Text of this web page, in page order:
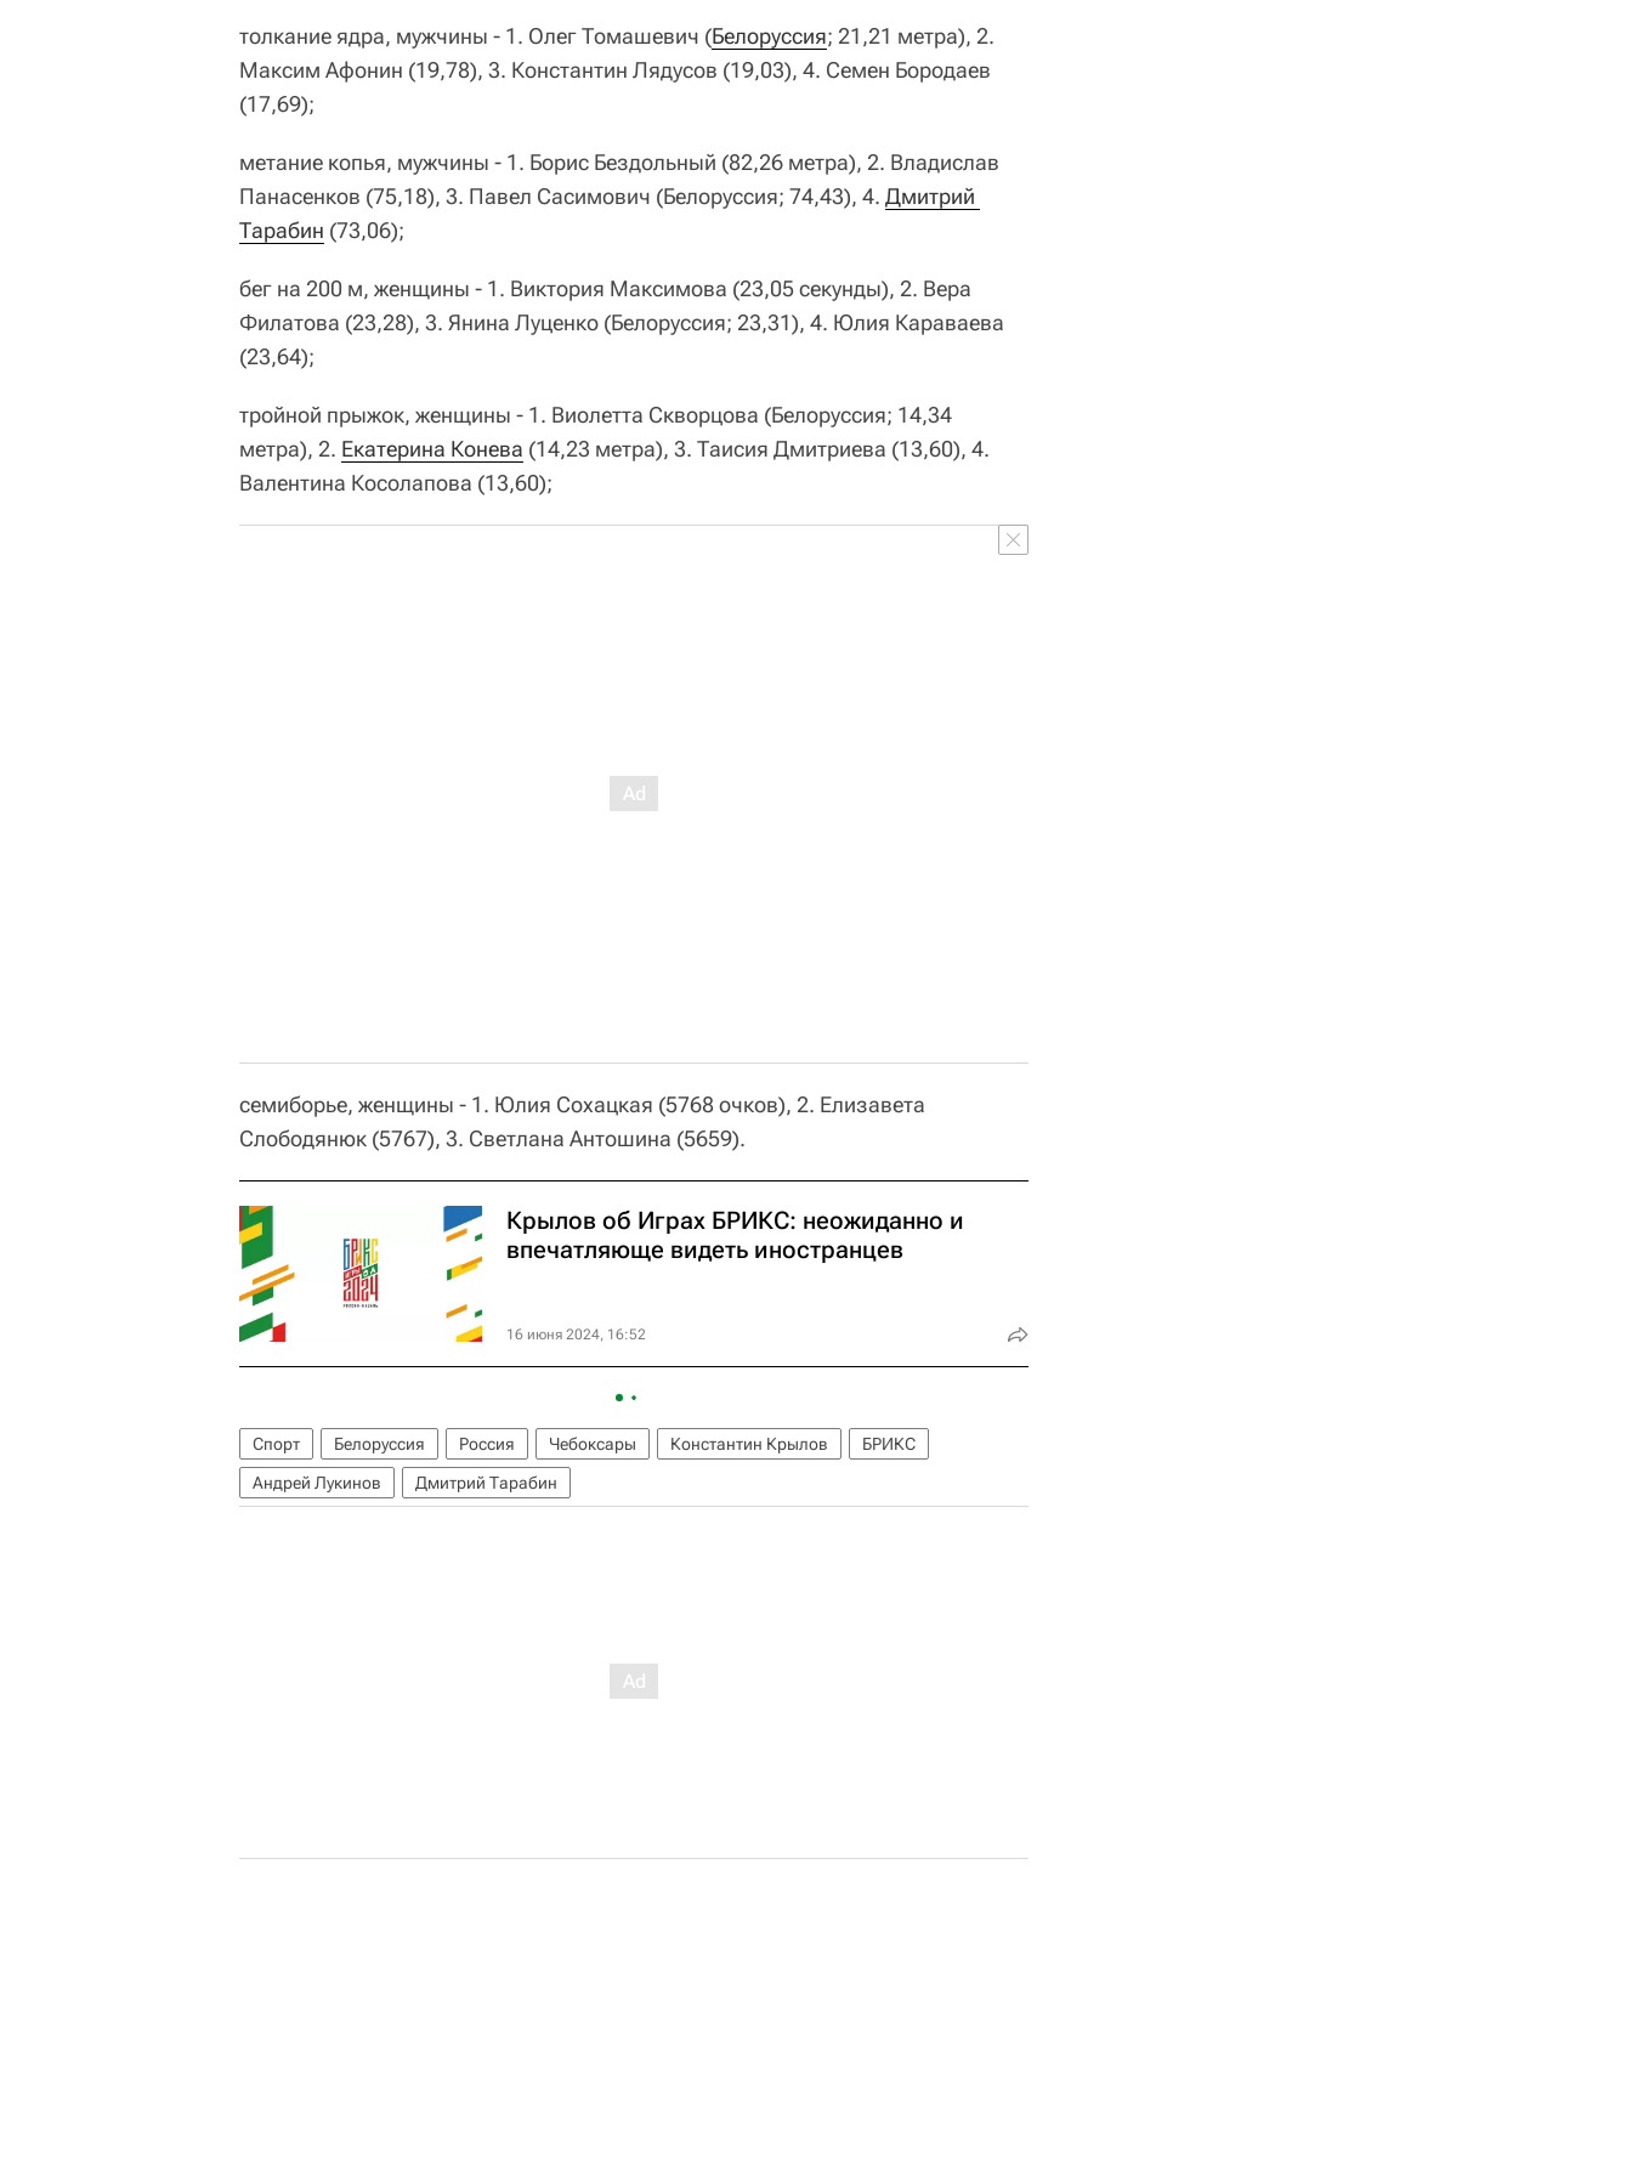
толкание ядра, мужчины - 1. Олег Томашевич (Белоруссия; 21,21 метра), 2.
Максим Афонин (19,78), 3. Константин Лядусов (19,03), 4. Семен Бородаев
(17,69);
метание копья, мужчины - 1. Борис Бездольный (82,26 метра), 2. Владислав
Панасенков (75,18), 3. Павел Сасимович (Белоруссия; 74,43), 4. Дмитрий
Тарабин (73,06);
бег на 200 м, женщины - 1. Виктория Максимова (23,05 секунды), 2. Вера
Филатова (23,28), 3. Янина Луценко (Белоруссия; 23,31), 4. Юлия Караваева
(23,64);
тройной прыжок, женщины - 1. Виолетта Скворцова (Белоруссия; 14,34
метра), 2. Екатерина Конева (14,23 метра), 3. Таисия Дмитриева (13,60), 4.
Валентина Косолапова (13,60);
семиборье, женщины - 1. Юлия Сохацкая (5768 очков), 2. Елизавета
Слободянюк (5767), 3. Светлана Антошина (5659).
Крылов об Играх БРИКС: неожиданно и
впечатляюще видеть иностранцев
16 июня 2024, 16:52
Спорт Белоруссия Россия Чебоксары Константин Крылов
БРИКС
Андрей Лукинов
Дмитрий Тарабин